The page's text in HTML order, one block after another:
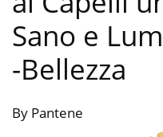
Sano e
-Bellezza
By Pantene